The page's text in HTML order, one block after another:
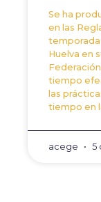
Se ha
en las
temporada
Huelva en
tiempo
las
tiempo en
acege 5